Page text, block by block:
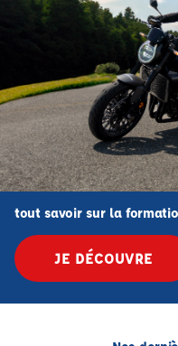
tout savoir sur la
JE DÉCOUVRE